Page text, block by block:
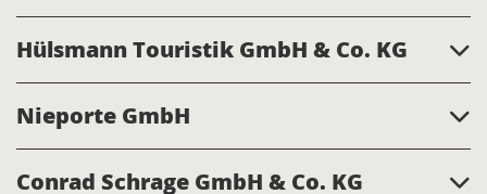
Hülsmann Touristik GmbH & Co. KG
Nieporte GmbH
Conrad Schrage GmbH & Co. KG